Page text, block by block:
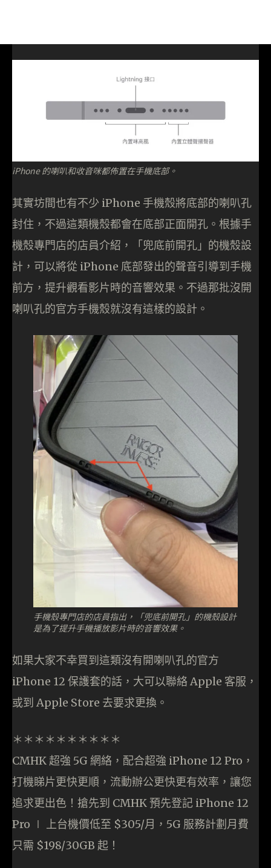
iPhone 的喇叭和收音咪都佈置在手機底部。
其實坊間也有不少 iPhone 手機殼將底部的喇叭孔
封住，不過這類機殼都會在底部正面開孔。根據手
機殼專門店的店員介紹，「兜底前開孔」的機殼設
計，可以將從 iPhone 底部發出的聲音引導到手機
前方，提升觀看影片時的音響效果。不過那批沒開
喇叭孔的官方手機殼就沒有這樣的設計。
手機殼專門店的店員指出，「兜底前開孔」的機殼設計
是為了提升手機播放影片時的音響效果。
如果大家不幸買到這類沒有開喇叭孔的官方
iPhone 12 保護套的話，大可以聯絡 Apple 客服，
或到 Apple Store 去要求更換。
＊＊＊＊＊＊＊＊＊＊
CMHK 超強 5G 網絡，配合超強 iPhone 12 Pro，
打機睇片更快更順，流動辦公更快更有效率，讓您
追求更出色！搶先到 CMHK 預先登記 iPhone 12
Pro ∣ 上台機價低至 $305/月，5G 服務計劃月費
只需 $198/30GB 起！